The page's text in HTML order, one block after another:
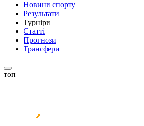
Новини спорту
Результати
Турніри
Статті
Прогнози
Трансфери
топ